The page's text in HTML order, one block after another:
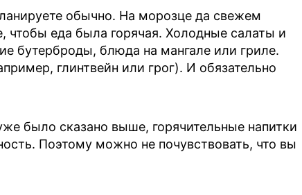
обычно. На морозце да свежем
чтобы еда была горячая. Холодные салаты и
бутерброды, блюда на мангале или гриле.
глинтвейн или грог). И обязательно
было сказано выше, горячительные напитки
Поэтому можно не почувствовать, что вы